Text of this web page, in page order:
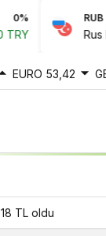
RUB
Rus
EURO 53,42
TL oldu